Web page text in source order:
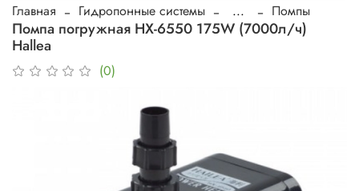
Главная Гидропонные системы ... Помпы
Помпа погружная HX-6550 175W (7000л/ч)
Hallea
(0)